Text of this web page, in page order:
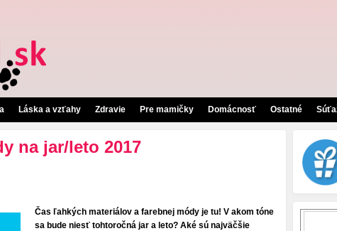
Láska a vzťahy Zdravie Pre mamičky Domácnosť Ostatné
na jar/leto 2017
Čas ľahkých materiálov a farebnej módy je tu! V akom tóne
sa bude niesť tohtoročná jar a leto? Aké sú najväčšie